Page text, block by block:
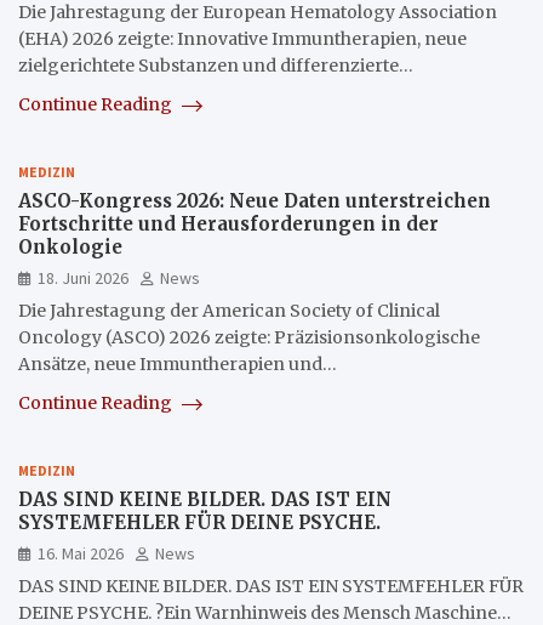
Die Jahrestagung der European Hematology Association
(EHA) 2026 zeigte: Innovative Immuntherapien, neue
zielgerichtete Substanzen und differenzierte…
Continue Reading
MEDIZIN
ASCO-Kongress 2026: Neue Daten unterstreichen
Fortschritte und Herausforderungen in der
Onkologie
18. Juni 2026
News
Die Jahrestagung der American Society of Clinical
Oncology (ASCO) 2026 zeigte: Präzisionsonkologische
Ansätze, neue Immuntherapien und…
Continue Reading
MEDIZIN
DAS SIND KEINE BILDER. DAS IST EIN
SYSTEMFEHLER FÜR DEINE PSYCHE.
16. Mai 2026
News
DAS SIND KEINE BILDER. DAS IST EIN SYSTEMFEHLER FÜR
DEINE PSYCHE. ?Ein Warnhinweis des Mensch Maschine…